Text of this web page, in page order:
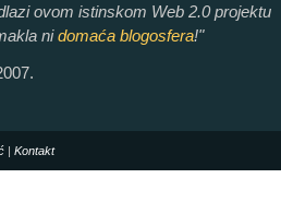
ovom istinskom Web 2.0 projektu
nidomaća blogosfera!"
| Kontakt